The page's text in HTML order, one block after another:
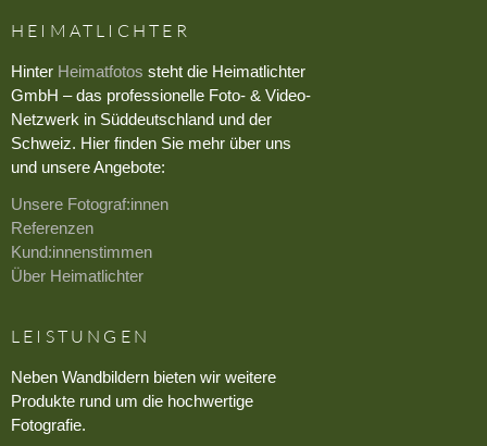
HEIMATLICHTER
Hinter Heimatfotos steht die Heimatlichter
GmbH – das professionelle Foto- & Video-
Netzwerk in Süddeutschland und der
Schweiz. Hier finden Sie mehr über uns
und unsere Angebote:
Unsere Fotograf:innen
Referenzen
Kund:innenstimmen
Über Heimatlichter
LEISTUNGEN
Neben Wandbildern bieten wir weitere
Produkte rund um die hochwertige
Fotografie.